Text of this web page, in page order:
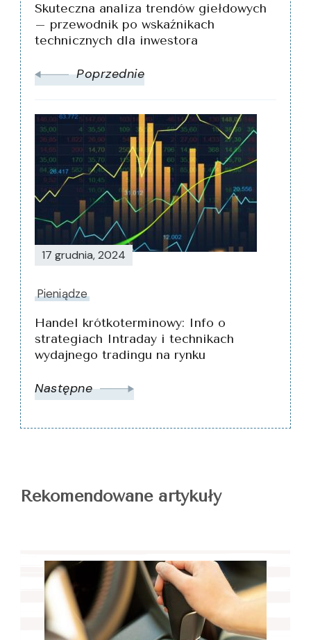
Skuteczna analiza trendów giełdowych
– przewodnik po wskaźnikach
technicznych dla inwestora
Poprzednie
17 grudnia, 2024
Pieniądze
Handel krótkoterminowy: Info o
strategiach Intraday i technikach
wydajnego tradingu na rynku
Następne
Rekomendowane artykuły